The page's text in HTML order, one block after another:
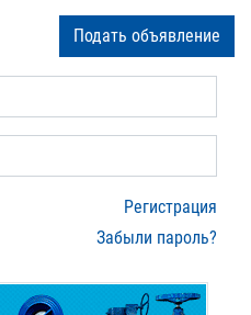
Подать объявление
Регистрация
Забыли пароль?